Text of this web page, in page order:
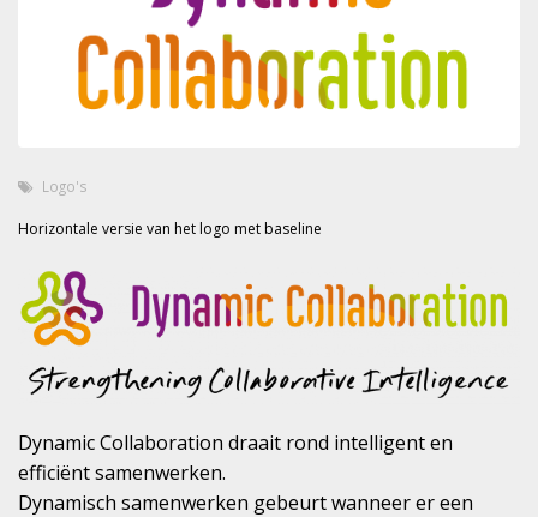
Logo's
Horizontale versie van het logo met baseline
Dynamic Collaboration draait rond intelligent en
efficiënt samenwerken.
Dynamisch samenwerken gebeurt wanneer er een